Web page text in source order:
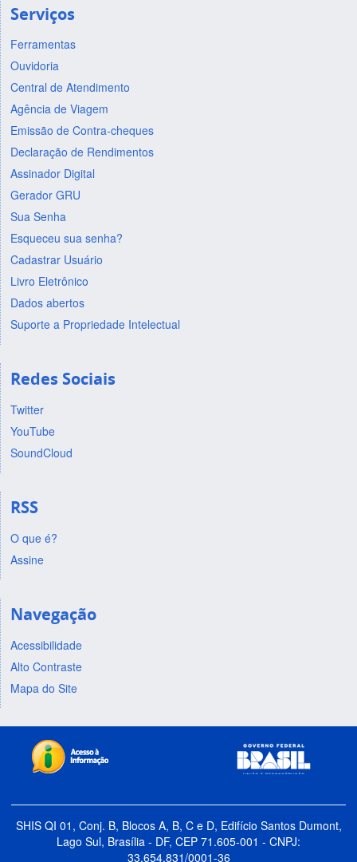
Serviços
Ferramentas
Ouvidoria
Central de Atendimento
Agência de Viagem
Emissão de Contra-cheques
Declaração de Rendimentos
Assinador Digital
Gerador GRU
Sua Senha
Esqueceu sua senha?
Cadastrar Usuário
Livro Eletrônico
Dados abertos
Suporte a Propriedade Intelectual
Redes Sociais
Twitter
YouTube
SoundCloud
RSS
O que é?
Assine
Navegação
Acessibilidade
Alto Contraste
Mapa do Site
SHIS QI 01, Conj. B, Blocos A, B, C e D, Edifício Santos Dumont,
Lago Sul, Brasília - DF, CEP 71.605-001 - CNPJ:
33.654.831/0001-36